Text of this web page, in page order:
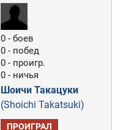
0 - боев
0 - побед
0 - проигр.
0 - ничья
Шоичи Такацуки
(Shoichi Takatsuki)
ПРОИГРАЛ